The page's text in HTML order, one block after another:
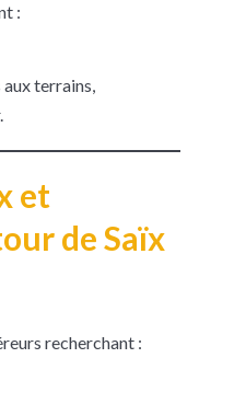
:
terrains,
et
de Saïx
recherchant :